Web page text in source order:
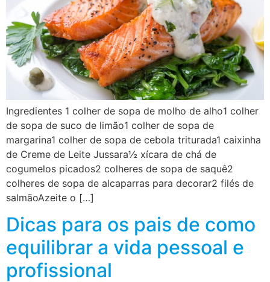
Ingredientes 1 colher de sopa de molho de alho1 colher
de sopa de suco de limão1 colher de sopa de
margarina1 colher de sopa de cebola triturada1 caixinha
de Creme de Leite Jussara½ xícara de chá de
cogumelos picados2 colheres de sopa de saquê2
colheres de sopa de alcaparras para decorar2 filés de
salmãoAzeite o […]
Dicas para os pais de como
equilibrar a vida pessoal e
profissional